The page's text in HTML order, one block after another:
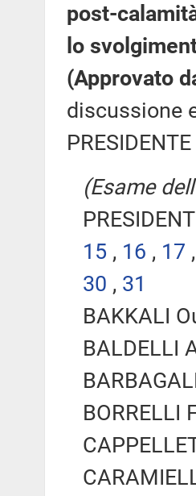
post-
lo
(Approvato
discussione
(Esame
15 , 16 , 17
30 , 31
BAKKALI
BALDELLI
BORRELLI